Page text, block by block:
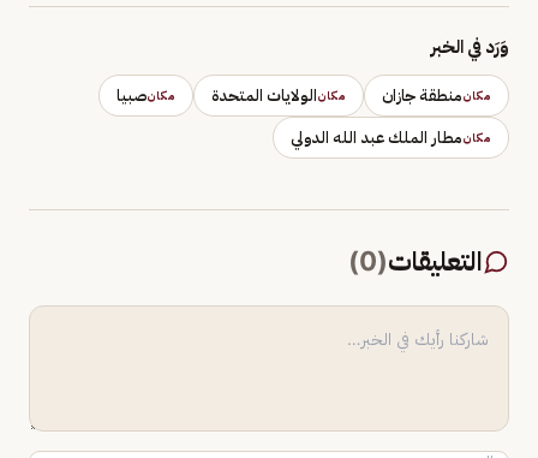
وَرَد في الخبر
مكانمنطقة جازان مكانالولايات المتحدة مكانصبيا
مكانمطار الملك عبد الله الدولي
التعليقات(
0
)